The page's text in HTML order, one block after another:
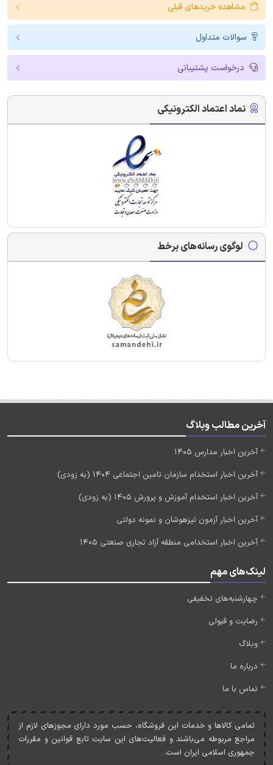
مشاهده خریدهای قبلی
سوالات متداول
درخواست پشتیبانی
نماد اعتماد الکترونیکی
لوگوی رسانه‌های برخط
آخرین مطالب وبلاگ
آخرین اخبار مدارس 1405
آخرین اخبار استخدام سازمان تامین اجتماعی 1404 (به زودی)
آخرین اخبار استخدام آموزش و پرورش 1405 (به زودی)
آخرین اخبار آزمون تیزهوشان و نمونه دولتی
آخرین اخبار استخدامی منطقه آزاد تجاری صنعتی 1405
لینک‌های مهم
چهارشنبه‌های تخفیفی
رضایت و قبولی
وبلاگ
درباره ما
تماس با ما
تمامی کالاها و خدمات اين فروشگاه، حسب مورد دارای مجوزهای لازم از
مراجع مربوطه می‌باشند و فعاليت‌های اين سايت تابع قوانين و مقررات
جمهوری اسلامی ايران است.